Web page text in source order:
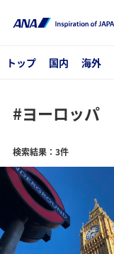
トップ 国内 海外
#ヨーロッパ
検索結果：3件